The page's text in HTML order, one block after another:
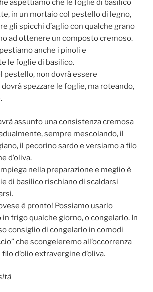
aspettiamo che le foglie di basilico
in un mortaio col pestello di legno,
gli spicchi d’aglio con qualche grano
ad ottenere un composto cremoso.
anche i pinoli e
le foglie di basilico.
pestello, non dovrà essere
spezzare le foglie, ma roteando,
assunto una consistenza cremosa
sempre mescolando, il
il pecorino sardo e versiamo a filo
d’oliva.
nella preparazione e meglio è
di basilico rischiano di scaldarsi
è pronto! Possiamo usarlo
frigo qualche giorno, o congelarlo. In
consiglio di congelarlo in comodi
che scongeleremo all’occorrenza
d’olio extravergine d’oliva.